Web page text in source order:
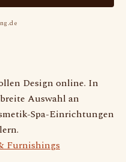
Design online. In
Auswahl an
Spa-Einrichtungen
Furnishings